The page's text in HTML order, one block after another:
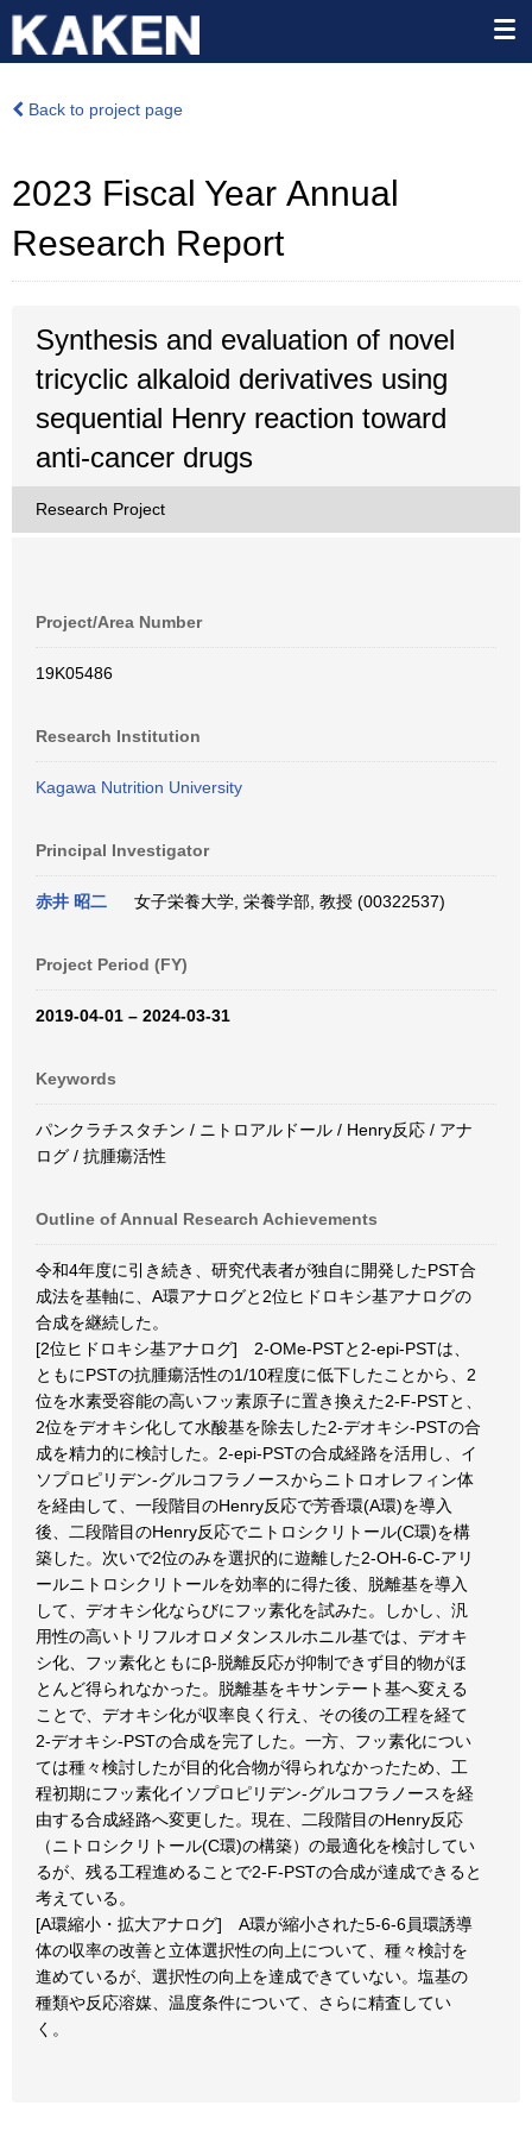
Back to project page
2023 Fiscal Year Annual
Research Report
Synthesis and evaluation of novel
tricyclic alkaloid derivatives using
sequential Henry reaction toward
anti-cancer drugs
Research Project
Project/Area Number
19K05486
Research Institution
Kagawa Nutrition University
Principal Investigator
赤井 昭二 女子栄養大学, 栄養学部, 教授 (00322537)
Project Period (FY)
2019-04-01 – 2024-03-31
Keywords
パンクラチスタチン / ニトロアルドール / Henry反応 / アナ
ログ / 抗腫瘍活性
Outline of Annual Research Achievements
令和4年度に引き続き、研究代表者が独自に開発したPST合
成法を基軸に、A環アナログと2位ヒドロキシ基アナログの
合成を継続した。
[2位ヒドロキシ基アナログ] 2-OMe-PSTと2-epi-PSTは、
ともにPSTの抗腫瘍活性の1/10程度に低下したことから、2
位を水素受容能の高いフッ素原子に置き換えた2-F-PSTと、
2位をデオキシ化して水酸基を除去した2-デオキシ-PSTの合
成を精力的に検討した。2-epi-PSTの合成経路を活用し、イ
ソプロピリデン-グルコフラノースからニトロオレフィン体
を経由して、一段階目のHenry反応で芳香環(A環)を導入
後、二段階目のHenry反応でニトロシクリトール(C環)を構
築した。次いで2位のみを選択的に遊離した2-OH-6-C-アリ
ールニトロシクリトールを効率的に得た後、脱離基を導入
して、デオキシ化ならびにフッ素化を試みた。しかし、汎
用性の高いトリフルオロメタンスルホニル基では、デオキ
シ化、フッ素化ともにβ-脱離反応が抑制できず目的物がほ
とんど得られなかった。脱離基をキサンテート基へ変える
ことで、デオキシ化が収率良く行え、その後の工程を経て
2-デオキシ-PSTの合成を完了した。一方、フッ素化につい
ては種々検討したが目的化合物が得られなかったため、工
程初期にフッ素化イソプロピリデン-グルコフラノースを経
由する合成経路へ変更した。現在、二段階目のHenry反応
（ニトロシクリトール(C環)の構築）の最適化を検討してい
るが、残る工程進めることで2-F-PSTの合成が達成できると
考えている。
[A環縮小・拡大アナログ] A環が縮小された5-6-6員環誘導
体の収率の改善と立体選択性の向上について、種々検討を
進めているが、選択性の向上を達成できていない。塩基の
種類や反応溶媒、温度条件について、さらに精査してい
く。